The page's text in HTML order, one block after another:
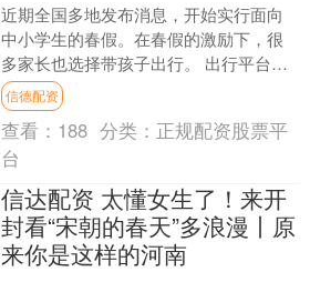
近期全国多地发布消息，开始实行面向
中小学生的春假。在春假的激励下，很
多家长也选择带孩子出行。 出行平台去
哪儿等的数据显示，由于一些地方的学
生春假和清明假期相连，....
信德配资
查看： 188 分类： 正规配资股票平
台
信达配资 太懂女生了！来开
封看“宋朝的春天”多浪漫丨原
来你是这样的河南